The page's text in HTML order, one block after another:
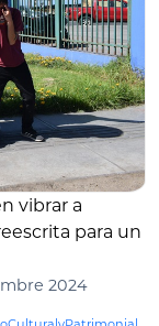
vibrar a
para un
2024